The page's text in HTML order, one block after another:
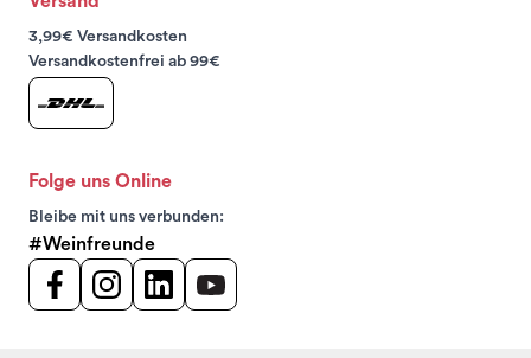
3,99€ Versandkosten
Versandkostenfrei ab 99€
Folge uns Online
Bleibe mit uns verbunden:
#Weinfreunde